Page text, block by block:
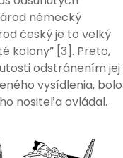
německý
český je to velký
kolony” [3]. Preto,
odstránením jej
vysídlenia, bolo
nositeľa ovládal.